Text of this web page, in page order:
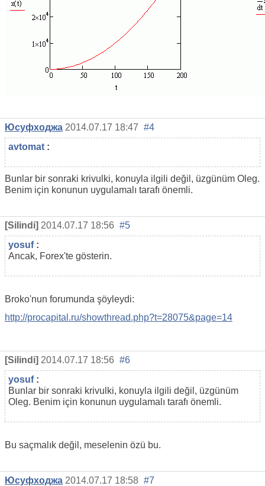
Юсуфходжа 2014.07.17 18:47 #4
avtomat :
Bunlar bir sonraki krivulki, konuyla ilgili değil, üzgünüm Oleg.
Benim için konunun uygulamalı tarafı önemli.
[Silindi] 2014.07.17 18:56 #5
yosuf:
Ancak, Forex'te gösterin.
Broko'nun forumunda şöyleydi:
http://procapital.ru/showthread.php?t=28075&page=14
[Silindi] 2014.07.17 18:56 #6
yosuf:
Bunlar bir sonraki krivulki, konuyla ilgili değil, üzgünüm
Oleg. Benim için konunun uygulamalı tarafı önemli.
Bu saçmalık değil, meselenin özü bu.
Юсуфходжа 2014.07.17 18:58 #7